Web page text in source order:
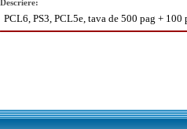
Descriere:
PCL6, PS3, PCL5e, tava de 500 pag +